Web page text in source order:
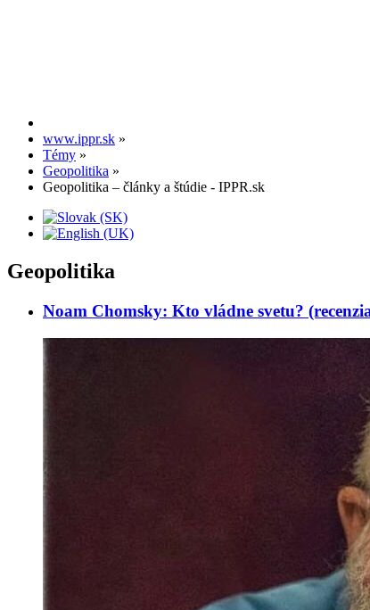
www.ippr.sk »
Témy »
Geopolitika »
Geopolitika – články a štúdie - IPPR.sk
Geopolitika
Noam Chomsky: Kto vládne svetu?